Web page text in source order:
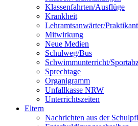
Klassenfahrten/Ausflüge
Krankheit
Lehramtsanwärter/
Mitwirkung
Neue Medien
Schulweg/Bus
Schwimmunterricht/
Sprechtage
Organigramm
Unfallkasse NRW
Unterrichtszeiten
Eltern
Nachrichten aus der